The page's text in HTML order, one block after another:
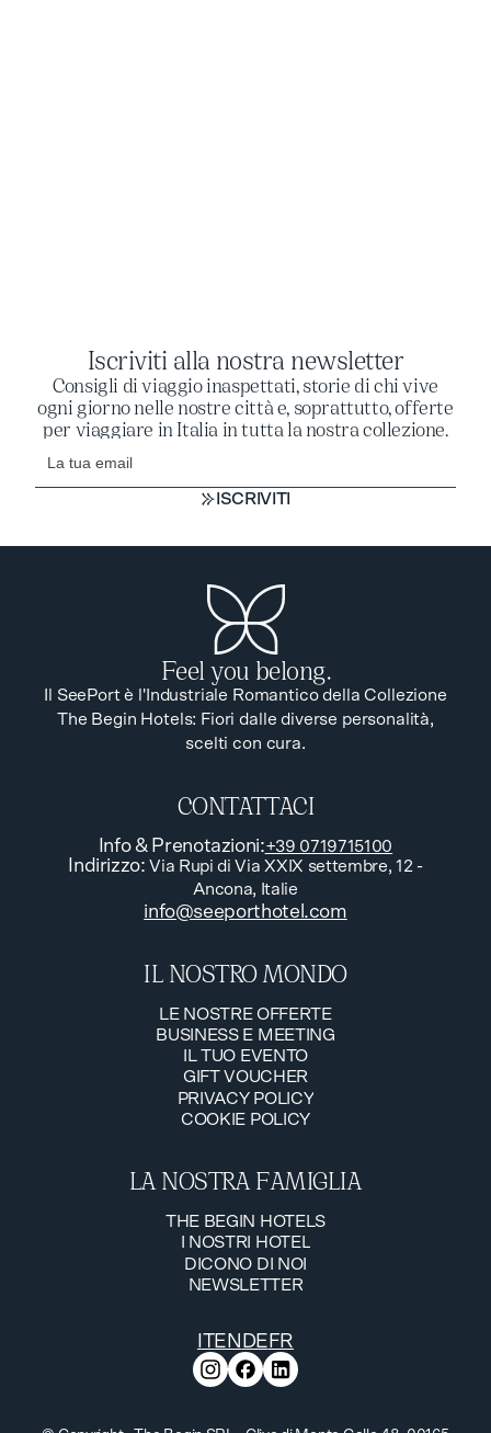
Iscriviti alla nostra newsletter
Consigli di viaggio inaspettati, storie di chi vive
ogni giorno nelle nostre città e, soprattutto, offerte
per viaggiare in Italia in tutta la nostra collezione.
ISCRIVITI
Feel you belong.
Il SeePort è l'Industriale Romantico della Collezione
The Begin Hotels: Fiori dalle diverse personalità,
scelti con cura.
CONTATTACI
Info & Prenotazioni:+39 0719715100
Indirizzo:Via Rupi di Via XXIX settembre, 12 -
Ancona, Italie
info@seeporthotel.com
IL NOSTRO MONDO
LE NOSTRE OFFERTE
LE NOSTRE OFFERTE
BUSINESS E MEETING
BUSINESS E MEETING
IL TUO EVENTO
IL TUO EVENTO
GIFT VOUCHER
GIFT VOUCHER
PRIVACY POLICY
PRIVACY POLICY
COOKIE POLICY
LA NOSTRA FAMIGLIA
THE BEGIN HOTELS
THE BEGIN HOTELS
I NOSTRI HOTEL
I NOSTRI HOTEL
DICONO DI NOI
DICONO DI NOI
NEWSLETTER
ITEN DE FR